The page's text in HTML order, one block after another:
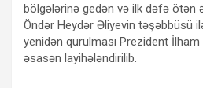
bölgələrinə gedən və ilk dəfə ötən
Öndər Heydər Əliyevin təşəbbüsü
yenidən qurulması Prezident İlham
əsasən layihələndirilib.